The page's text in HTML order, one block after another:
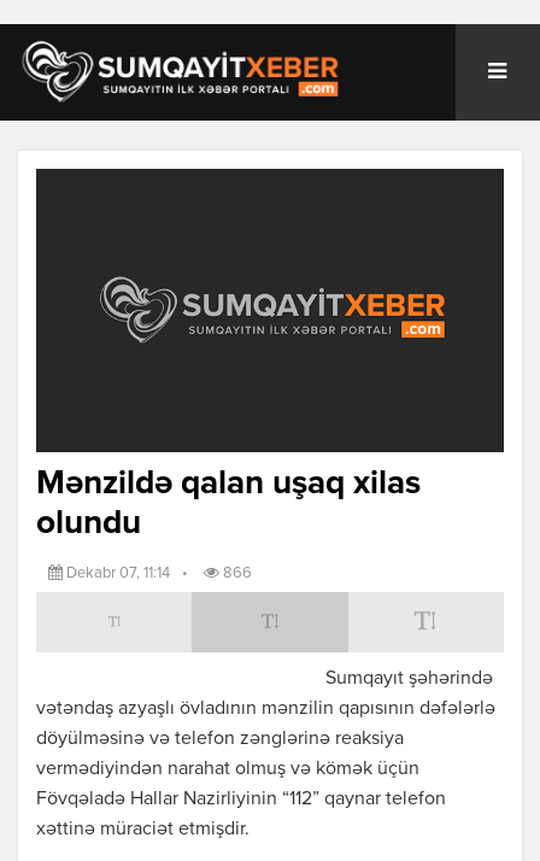
Mənzildə qalan uşaq xilas
olundu
Dekabr 07, 11:14 • 866
Sumqayıt şəhərində
vətəndaş azyaşlı övladının mənzilin qapısının dəfələrlə
döyülməsinə və telefon zənglərinə reaksiya
vermədiyindən narahat olmuş və kömək üçün
Fövqəladə Hallar Nazirliyinin “112” qaynar telefon
xəttinə müraciət etmişdir.